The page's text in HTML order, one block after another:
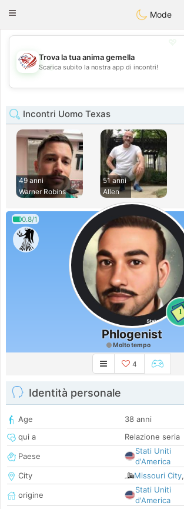
StatesDating
Toggle
Mode
💖
💕
Trova la tua anima gemella
Scarica subito la nostra app di incontri!
Incontri Uomo Texas
49 anni
Warner Robins
51 anni
Allen
0.8/1
1
Phlogenist
Molto tempo
4
Identità personale
Age
38 anni
qui a
Relazione seria
Paese
Stati Uniti
d'America
City
Missouri City,
origine
Stati Uniti
d'America